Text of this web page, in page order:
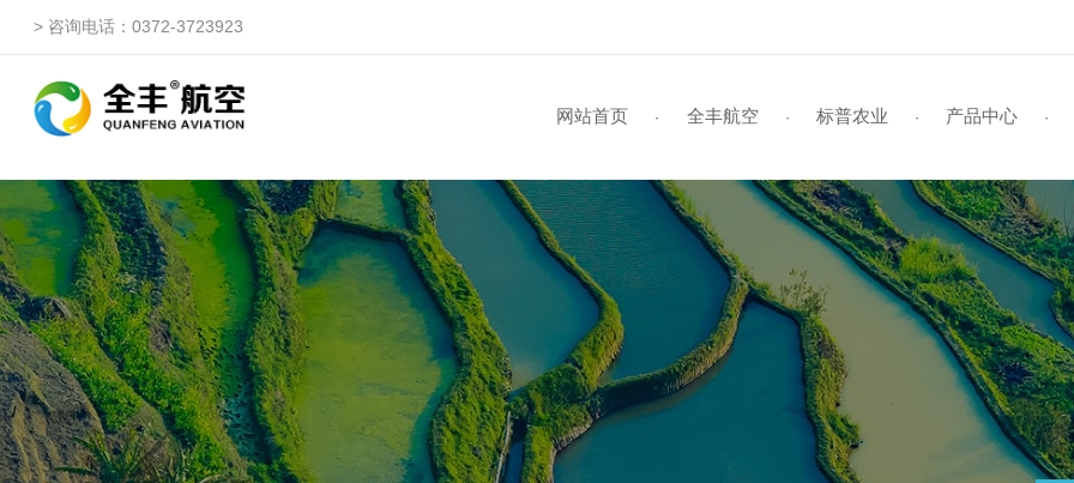
> 咨询电话：0372-3723923
网站首页 · 全丰航空
企业风采 企业文化 资质荣誉 发
· 标普农业
标普简介 标普旗舰店 标普新闻
产
全丰航空TP-22 全丰航空TP-22热雾机
自由鹰ZP 自由鹰DP（3WQFDP-1 自由鹰1S 全球鹰 飞防专用药剂 全球鹰-遥感无
学员风采 招生启事 新型农民培训
企业视频 媒体报道 植保作业
行业资讯 公司动态 领导关怀 植
资料下载 联系我们 在线留言 证